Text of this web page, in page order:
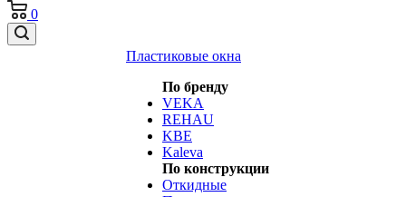
0
Пластиковые окна
По бренду
VEKA
REHAU
KBE
Kaleva
По конструкции
Откидные